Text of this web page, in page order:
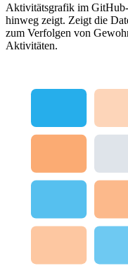
Aktivitätsgrafik im
hinweg zeigt. Zeigt die
zum Verfolgen von
Aktivitäten.